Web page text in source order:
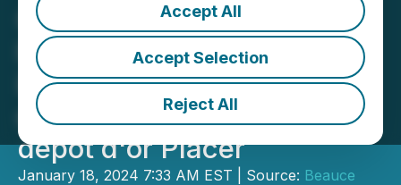
Accept All
Accept Selection
Reject All
Champs d'or en Beauce
l'argent et les éléments
indicateurs lient les
carottes de forage au
dépôt d'or Placer
January 18, 2024 7:33 AM EST | Source: Beauce